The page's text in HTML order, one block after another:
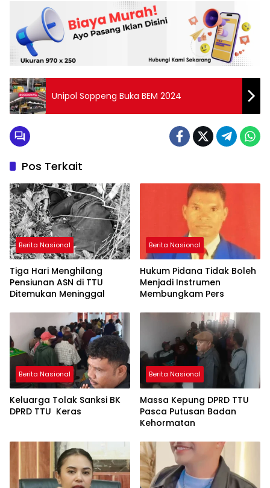
Unipol Soppeng Buka BEM 2024
Pos Terkait
Berita Nasional
Tiga Hari Menghilang
Pensiunan ASN di TTU
Ditemukan Meninggal
Berita Nasional
Hukum Pidana Tidak Boleh
Menjadi Instrumen
Membungkam Pers
Berita Nasional
Keluarga Tolak Sanksi BK
DPRD TTU Keras
Berita Nasional
Massa Kepung DPRD TTU
Pasca Putusan Badan
Kehormatan